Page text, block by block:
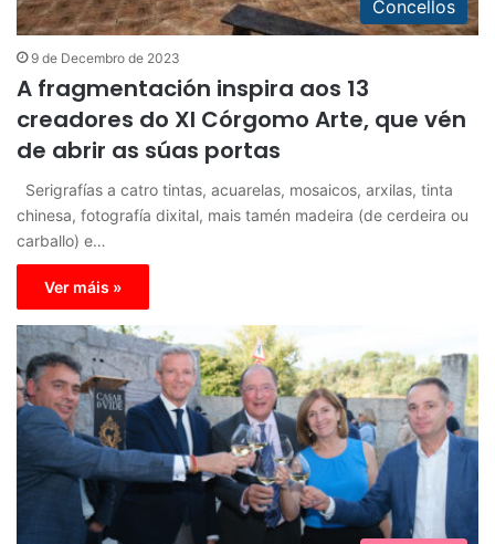
Concellos
9 de Decembro de 2023
A fragmentación inspira aos 13
creadores do XI Córgomo Arte, que vén
de abrir as súas portas
Serigrafías a catro tintas, acuarelas, mosaicos, arxilas, tinta
chinesa, fotografía dixital, mais tamén madeira (de cerdeira ou
carballo) e…
Ver máis »